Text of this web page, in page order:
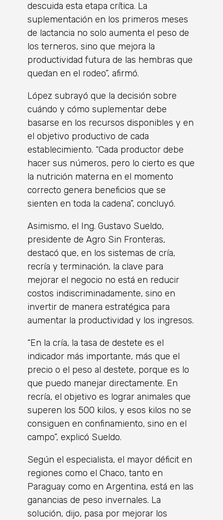
descuida esta etapa crítica. La
suplementación en los primeros meses
de lactancia no solo aumenta el peso de
los terneros, sino que mejora la
productividad futura de las hembras que
quedan en el rodeo”, afirmó.
López subrayó que la decisión sobre
cuándo y cómo suplementar debe
basarse en los recursos disponibles y en
el objetivo productivo de cada
establecimiento. “Cada productor debe
hacer sus números, pero lo cierto es que
la nutrición materna en el momento
correcto genera beneficios que se
sienten en toda la cadena”, concluyó.
Asimismo, el Ing. Gustavo Sueldo,
presidente de Agro Sin Fronteras,
destacó que, en los sistemas de cría,
recría y terminación, la clave para
mejorar el negocio no está en reducir
costos indiscriminadamente, sino en
invertir de manera estratégica para
aumentar la productividad y los ingresos.
“En la cría, la tasa de destete es el
indicador más importante, más que el
precio o el peso al destete, porque es lo
que puedo manejar directamente. En
recría, el objetivo es lograr animales que
superen los 500 kilos, y esos kilos no se
consiguen en confinamiento, sino en el
campo”, explicó Sueldo.
Según el especialista, el mayor déficit en
regiones como el Chaco, tanto en
Paraguay como en Argentina, está en las
ganancias de peso invernales. La
solución, dijo, pasa por mejorar los